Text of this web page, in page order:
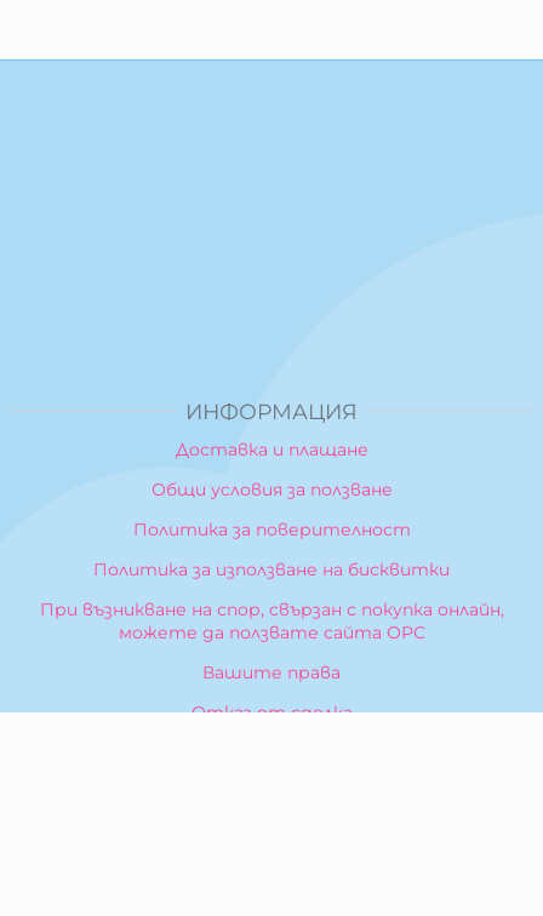
ИНФОРМАЦИЯ
Доставка и плащане
Общи условия за ползване
Политика за поверителност
Политика за използване на бисквитки
При възникване на спор, свързан с покупка онлайн,
можете да ползвате сайта ОРС
Вашите права
Отказ от сделка